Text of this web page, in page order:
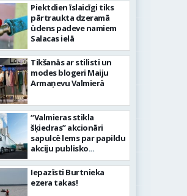
Piektdien īslaicīgi tiks
pārtraukta dzeramā
ūdens padeve namiem
Salacas ielā
Tikšanās ar stilisti un
modes blogeri Maiju
Armaņevu Valmierā
“Valmieras stikla
šķiedras” akcionāri
sapulcē lems par papildu
akciju publisko
piedāvājumu
Iepazīsti Burtnieka
ezera takas!